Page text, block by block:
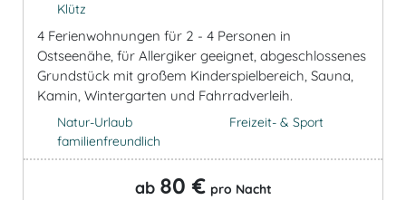
Klütz
4 Ferienwohnungen für 2 - 4 Personen in
Ostseenähe, für Allergiker geeignet, abgeschlossenes
Grundstück mit großem Kinderspielbereich, Sauna,
Kamin, Wintergarten und Fahrradverleih.
Natur-Urlaub
familienfreundlich
Freizeit- & Sport
ab 80 € pro Nacht